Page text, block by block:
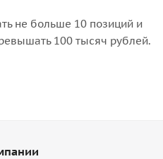
не больше 10 позиций и
100 тысяч рублей.